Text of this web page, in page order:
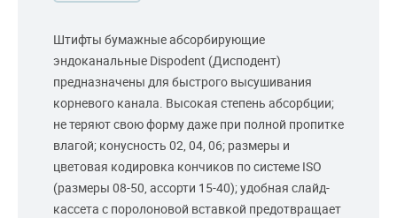
Штифты бумажные абсорбирующие
эндоканальные Dispodent (Дисподент)
предназначены для быстрого высушивания
корневого канала. Высокая степень абсорбции;
не теряют свою форму даже при полной пропитке
влагой; конусность 02, 04, 06; размеры и
цветовая кодировка кончиков по системе ISO
(размеры 08-50, ассорти 15-40); удобная слайд-
кассета с поролоновой вставкой предотвращает